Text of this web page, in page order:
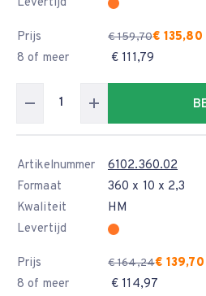
Prijs € 159,70€ 135,80
8 of meer
€ 111,79
Artikelnummer
6102.360.02
Formaat
360 x 10 x 2,3
Kwaliteit
HM
Levertijd
Prijs € 164,24€ 139,70
8 of meer
€ 114,97